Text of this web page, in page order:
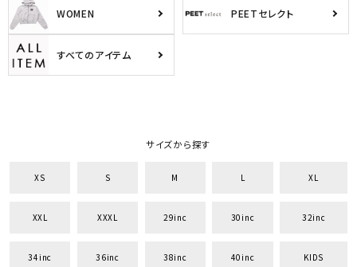
並び順
WOMEN PEETセレクト
すべてのアイテム
サイズから探す
XS S M L XL
XXL XXXL 29inc 30inc 32inc
34inc 36inc 38inc 40inc KIDS